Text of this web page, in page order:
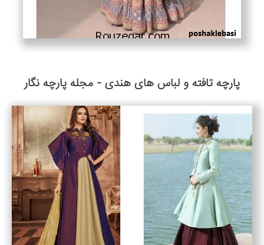
پارچه تافته و لباس های هندی - مجله پارچه نگار